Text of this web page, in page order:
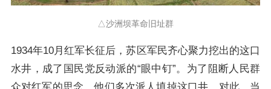
△沙洲坝革命旧址群
1934年10月红军长征后，苏区军民齐心聚力挖出的这口
水井，成了国民党反动派的“眼中钉”。为了阻断人民群